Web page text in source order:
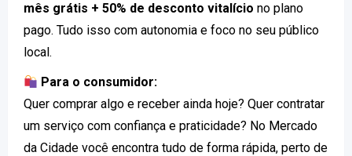
mês grátis + 50% de desconto vitalício no plano
pago. Tudo isso com autonomia e foco no seu público
local.
Para o consumidor:
Quer comprar algo e receber ainda hoje? Quer contratar
um serviço com confiança e praticidade? No Mercado
da Cidade você encontra tudo de forma rápida, perto de